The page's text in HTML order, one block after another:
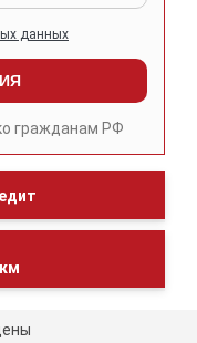
данных
гражданам РФ